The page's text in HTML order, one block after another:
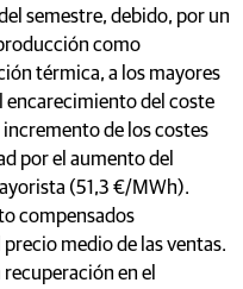
semestre, debido, por un
como
térmica, a los mayores
encarecimiento del coste
de los costes
por el aumento del
(51,3 €/MWh).
compensados
medio de las ventas.
en el